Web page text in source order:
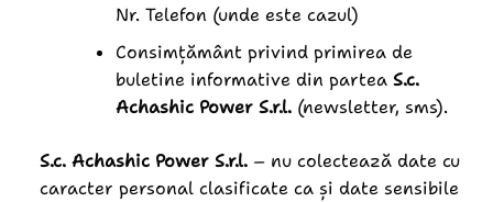
Nr. Telefon (unde este cazul)
Consimțământ privind primirea de
buletine informative din partea S.c.
Achashic Power S.r.l. (newsletter, sms).
S.c. Achashic Power S.r.l. – nu colectează date cu
caracter personal clasificate ca și date sensibile